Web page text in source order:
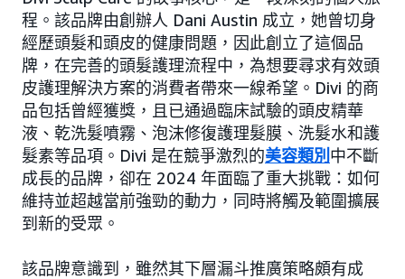
程。該品牌由創辦人 Dani Austin 成立，她曾切身
經歷頭髮和頭皮的健康問題，因此創立了這個品
牌，在完善的頭髮護理流程中，為想要尋求有效頭
皮護理解決方案的消費者帶來一線希望。Divi 的商
品包括曾經獲獎，且已通過臨床試驗的頭皮精華
液、乾洗髮噴霧、泡沫修復護理髮膜、洗髮水和護
髮素等品項。Divi 是在競爭激烈的美容類別 中不斷
成長的品牌，卻在 2024 年面臨了重大挑戰：如何
維持並超越當前強勁的動力，同時將觸及範圍擴展
到新的受眾。
該品牌意識到，雖然其下層漏斗推廣策略頗有成